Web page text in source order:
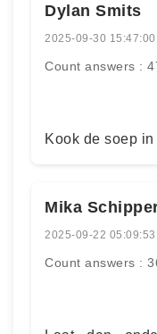
Dylan Smits
2025-09-30 15:47:00
Count answers :
Kook de soep
Mika
2025-09-22 05:09:53
Count answers :